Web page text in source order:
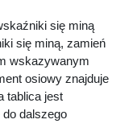
się miną
się miną, zamień
wskazywanym
osiowy znajduje
tablica jest
dalszego